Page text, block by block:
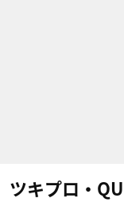
ツキプロ・